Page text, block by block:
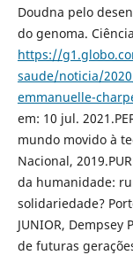
Doudna pelo
do genoma.
https://
saude/noticia/
emmanuelle-
em: 10 jul.
mundo movido à
Nacional,
da humanidade:
solidariedade?
JUNIOR,
de futuras